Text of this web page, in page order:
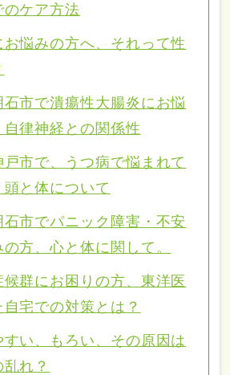
ケア方法
悩みの方へ、それって性
市で潰瘍性大腸炎にお悩
律神経との関係性
市で、うつ病で悩まれて
と体について
市でパニック障害・不安
方、心と体に関して。
群にお困りの方、東洋医
宅での対策とは？
すい、もろい、その原因は
れ？